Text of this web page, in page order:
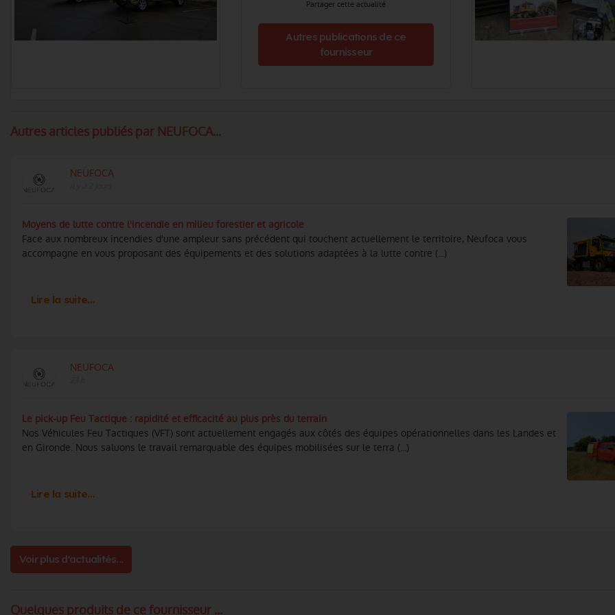
Partager cette actualité
Autres publications de ce
fournisseur
Autres articles publiés par NEUFOCA...
NEUFOCA
Moyens de lutte contre l'incendie en milieu forestier et agricole
Face aux nombreux incendies d'une ampleur sans précédent qui touchent actuellement le territoire, Neufoca vous
accompagne en vous proposant des équipements et des solutions adaptées à la lutte contre (...)
Lire la suite…
NEUFOCA
Le pick-up Feu Tactique : rapidité et efficacité au plus près du terrain
Nos Véhicules Feu Tactiques (VFT) sont actuellement engagés aux côtés des équipes opérationnelles dans les Landes et
en Gironde. Nous saluons le travail remarquable des équipes mobilisées sur le terra (...)
Lire la suite…
Voir plus d'actualités...
Quelques produits de ce fournisseur ...